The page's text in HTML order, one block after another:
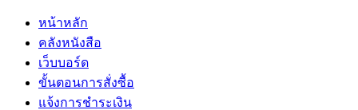
หน้าหลัก
คลังหนังสือ
เว็บบอร์ด
ขั้นตอนการสั่งซื้อ
แจ้งการชำระเงิน